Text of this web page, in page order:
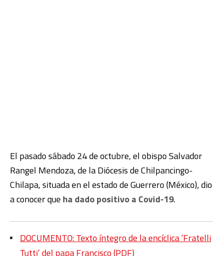
El pasado sábado 24 de octubre, el obispo Salvador
Rangel Mendoza, de la Diócesis de Chilpancingo-
Chilapa, situada en el estado de Guerrero (México), dio
a conocer que ha dado positivo a Covid-19.
DOCUMENTO: Texto íntegro de la encíclica ‘Fratelli
Tutti’ del papa Francisco (PDF)